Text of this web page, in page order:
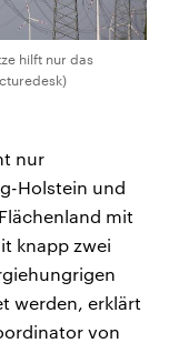
hilft nur das
nur
Holstein und
mit
knapp zwei
werden, erklärt
von